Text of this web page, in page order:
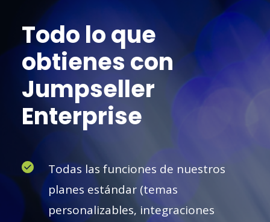
Todo lo que
obtienes con
Jumpseller
Enterprise
Todas las funciones de nuestros
planes estándar (temas
personalizables, integraciones